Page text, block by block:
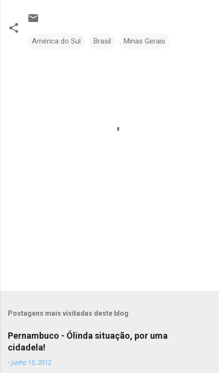
América do Sul Brasil Minas Gerais
Postagens mais visitadas deste blog
Pernambuco - Ólinda situação, por uma
cidadela!
-junho 15, 2012